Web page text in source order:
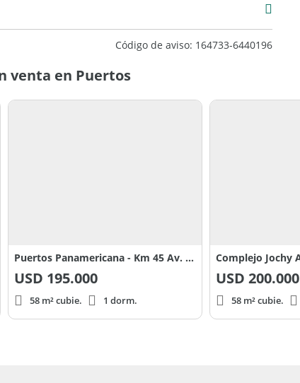
Código de aviso: 164733-6440196
venta en Puertos
Puertos Panamericana - Km 45 Av. De Los Lagos
USD 195.000
58 m² cubie. 1 dorm.
USD 200.000
58 m² cubie.